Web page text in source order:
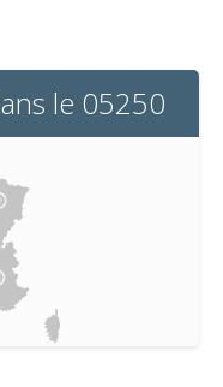
le 05250